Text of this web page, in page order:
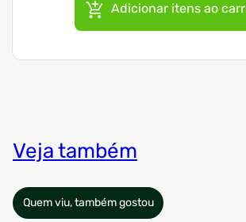
Adicionar itens ao
Veja também
Quem viu, também gostou